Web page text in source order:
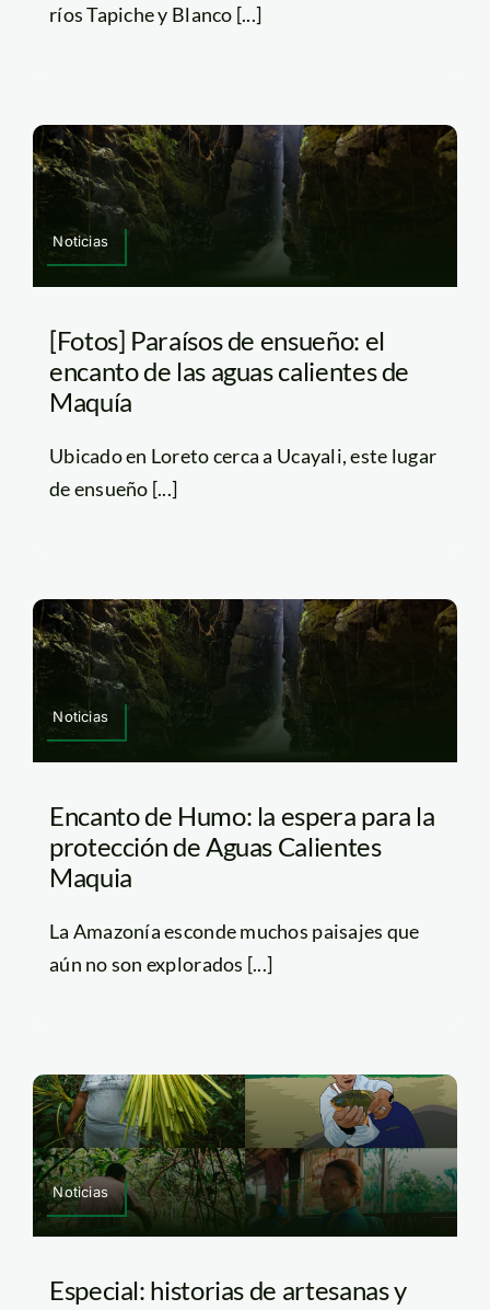
ríos Tapiche y Blanco [...]
Noticias
[Fotos] Paraísos de ensueño: el
encanto de las aguas calientes de
Maquía
Ubicado en Loreto cerca a Ucayali, este lugar
de ensueño [...]
Noticias
Encanto de Humo: la espera para la
protección de Aguas Calientes
Maquia
La Amazonía esconde muchos paisajes que
aún no son explorados [...]
Noticias
Especial: historias de artesanas y